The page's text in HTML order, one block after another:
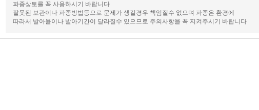
파종상토를 꼭 사용하시기 바랍니다
잘못된 보관이나 파종방법등으로 문제가 생길경우 책임질수 없으며 파종은 환경에
따라서 발아율이나 발아기간이 달라질수 있으므로 주의사항을 꼭 지켜주시기 바랍니다